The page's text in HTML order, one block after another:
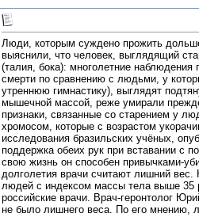
Люди, которым суждено прожить
выяснили, что человек, выглядящий
(талия, бока): многолетние
смерти по сравнению с людьми, у
утреннюю гимнастику), выглядят
мышечной массой, реже умирали
признаки, связанные со старением у
хромосом, которые с возрастом
исследования бразильских учёных,
поддержка обеих рук при вставании с
свою жизнь он способен привычками-
долголетия врачи считают лишний
людей с индексом массы тела выше 35
российские врачи. Врач-геронтолог
не было лишнего веса. По его мнению,